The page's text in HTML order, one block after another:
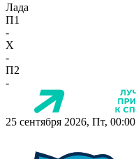
Лада
П1
-
X
-
П2
-
25 сентября 2026, Пт, 00:00